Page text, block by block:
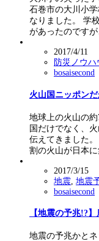
石巻市の大川小
なりました。 学
があったのです
2017/4/11
防災ノウハ
bosaisecond
火山国ニッポン
地球上の火山の
国だけでなく、
伝えてきました
割の火山が日本
2017/3/15
地震 地震
bosaisecond
【地震の予兆!?
地震の予兆かと